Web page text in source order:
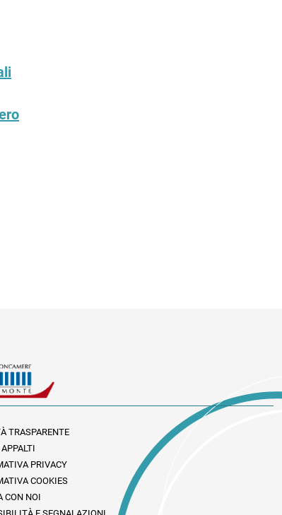
TRASPARENTE
PRIVACY
COOKIES
CON NOI